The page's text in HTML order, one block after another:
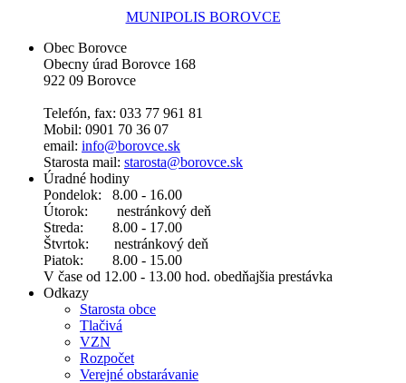
MUNIPOLIS BOROVCE
Obec Borovce
Obecny úrad Borovce 168
922 09 Borovce
Telefón, fax: 033 77 961 81
Mobil: 0901 70 36 07
email: info@borovce.sk
Starosta mail: starosta@borovce.sk
Úradné hodiny
Pondelok: 8.00 - 16.00
Útorok: nestránkový deň
Streda: 8.00 - 17.00
Štvrtok: nestránkový deň
Piatok: 8.00 - 15.00
V čase od 12.00 - 13.00 hod. obedňajšia prestávka
Odkazy
Starosta obce
Tlačivá
VZN
Rozpočet
Verejné obstarávanie